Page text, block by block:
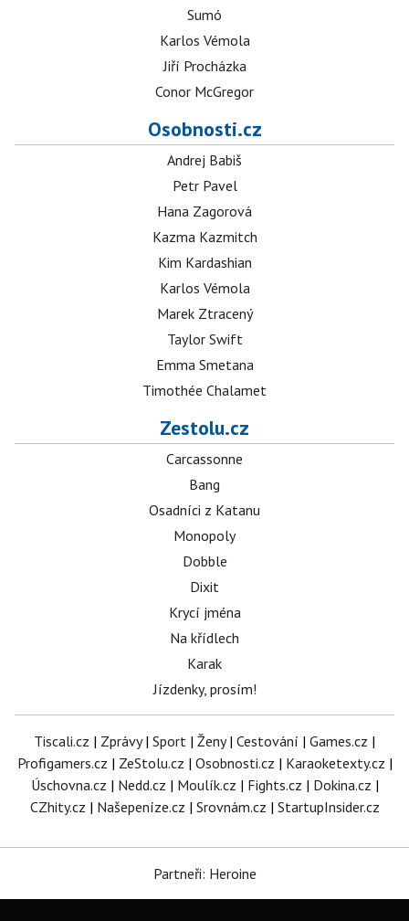
Sumó
Karlos Vémola
Jiří Procházka
Conor McGregor
Osobnosti.cz
Andrej Babiš
Petr Pavel
Hana Zagorová
Kazma Kazmitch
Kim Kardashian
Karlos Vémola
Marek Ztracený
Taylor Swift
Emma Smetana
Timothée Chalamet
Zestolu.cz
Carcassonne
Bang
Osadníci z Katanu
Monopoly
Dobble
Dixit
Krycí jména
Na křídlech
Karak
Jízdenky, prosím!
Tiscali.cz | Zprávy| Sport | Ženy| Cestování | Games.cz |
Profigamers.cz | ZeStolu.cz | Osobnosti.cz | Karaoketexty.cz |
Úschovna.cz | Nedd.cz | Moulík.cz | Fights.cz | Dokina.cz |
CZhity.cz | Našepeníze.cz | Srovnám.cz | StartupInsider.cz
Partneři: Heroine